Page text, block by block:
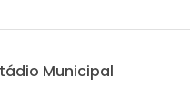
Municipal